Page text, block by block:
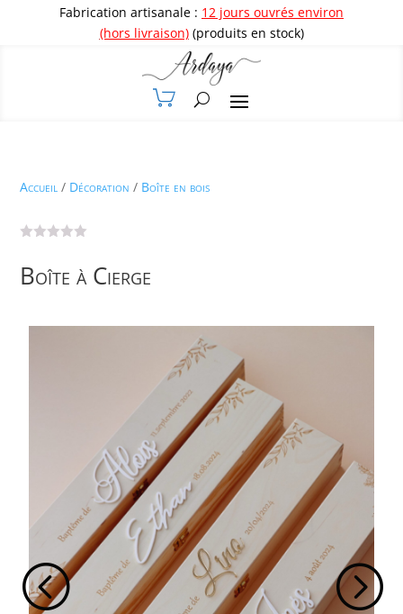
Fabrication artisanale : 12 jours ouvrés environ
(hors livraison)(produits en stock)
Accueil / Décoration / Boîte en bois
Boîte à Cierge